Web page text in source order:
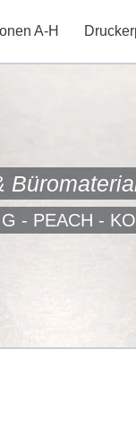
A-H
- PEACH -